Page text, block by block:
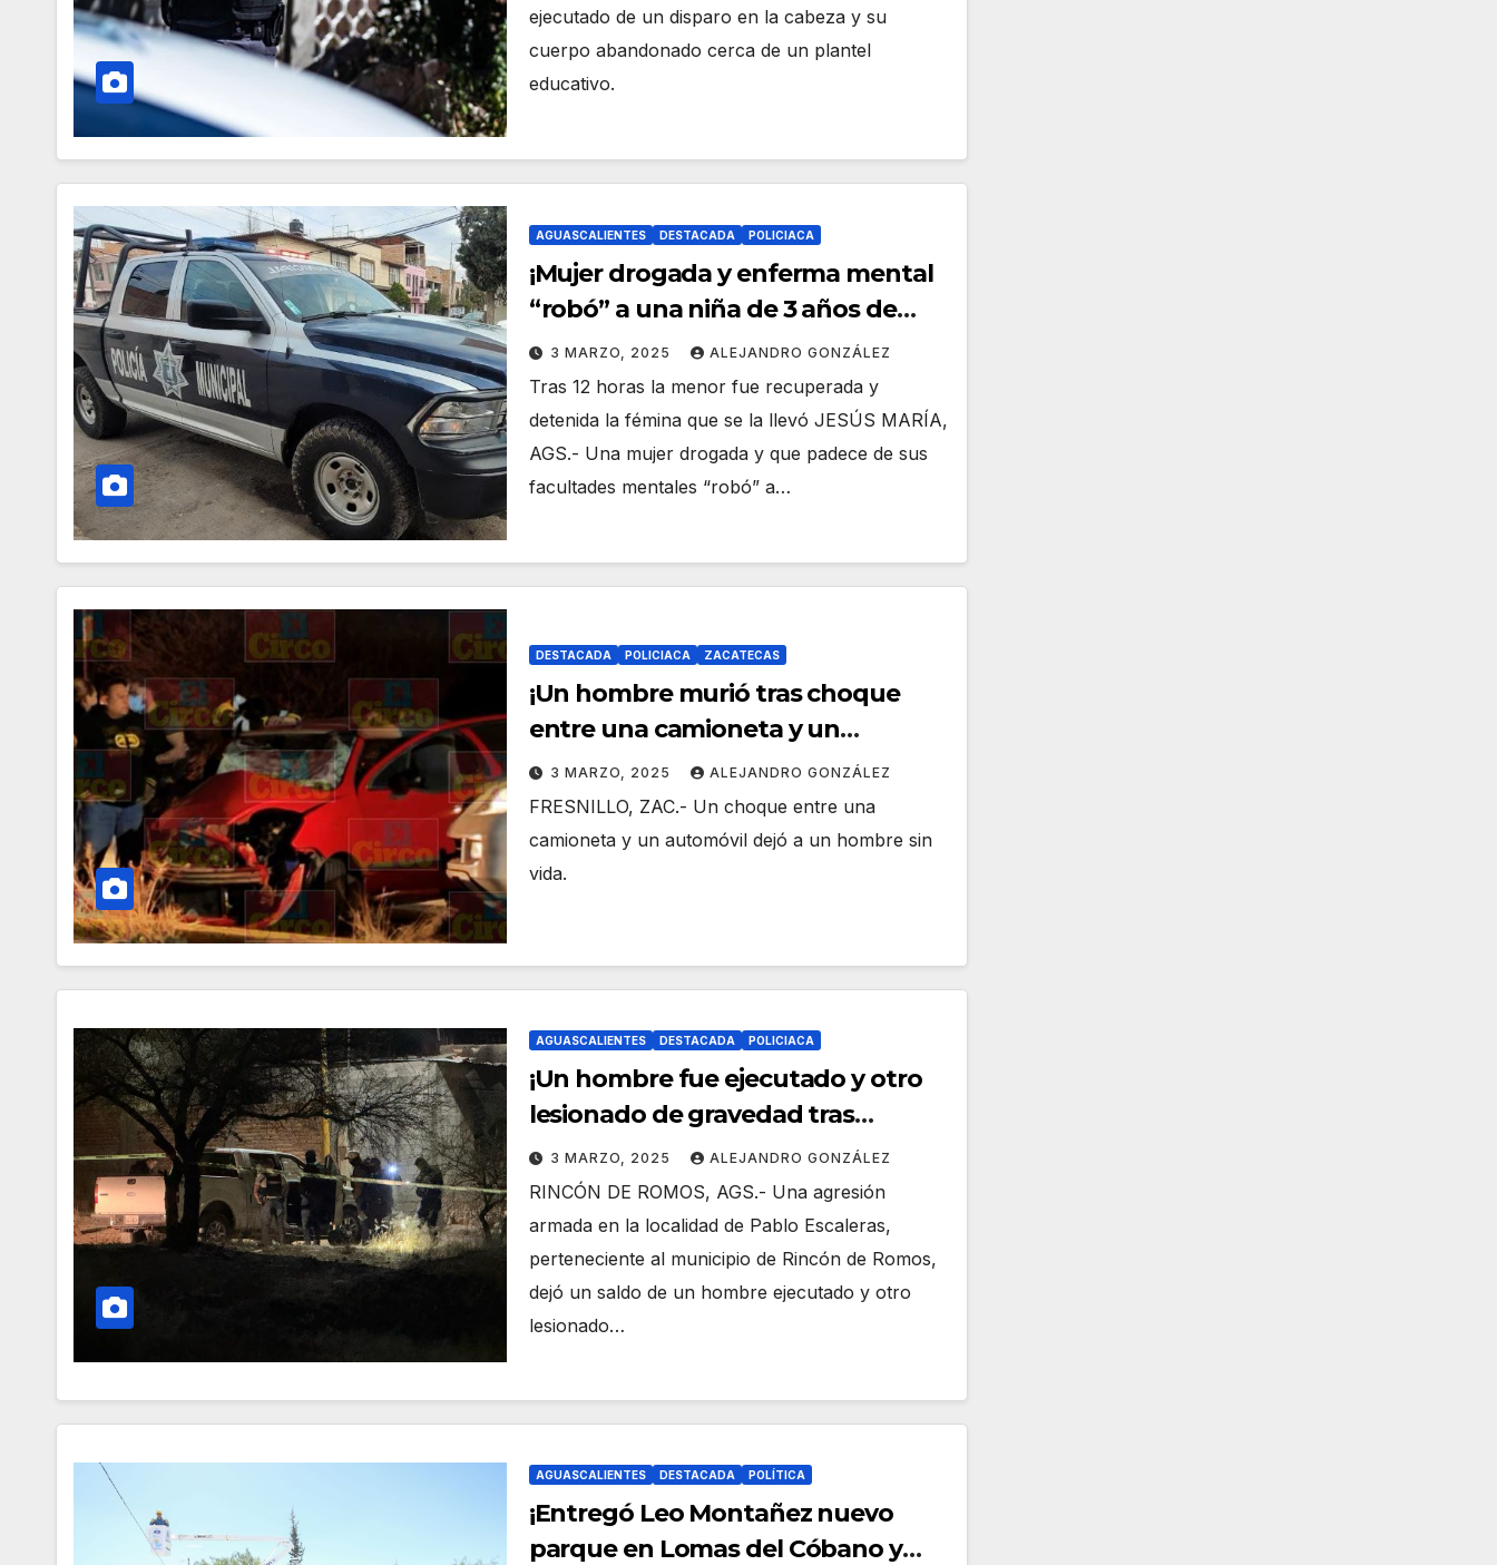
ejecutado de un disparo en la cabeza y su
cuerpo abandonado cerca de un plantel
educativo.
AGUASCALIENTES DESTACADA POLICIACA
¡Mujer drogada y enferma mental
“robó” a una niña de 3 años de
edad en Aguascalientes!
3 MARZO, 2025 ALEJANDRO GONZÁLEZ
Tras 12 horas la menor fue recuperada y
detenida la fémina que se la llevó JESÚS MARÍA,
AGS.- Una mujer drogada y que padece de sus
facultades mentales “robó” a…
DESTACADA POLICIACA ZACATECAS
¡Un hombre murió tras choque
entre una camioneta y un
automóvil en Fresnillo!
3 MARZO, 2025 ALEJANDRO GONZÁLEZ
FRESNILLO, ZAC.- Un choque entre una
camioneta y un automóvil dejó a un hombre sin
vida.
AGUASCALIENTES DESTACADA POLICIACA
¡Un hombre fue ejecutado y otro
lesionado de gravedad tras
agresión armada en
Aguascalientes!
3 MARZO, 2025 ALEJANDRO GONZÁLEZ
RINCÓN DE ROMOS, AGS.- Una agresión
armada en la localidad de Pablo Escaleras,
perteneciente al municipio de Rincón de Romos,
dejó un saldo de un hombre ejecutado y otro
lesionado…
AGUASCALIENTES DESTACADA POLÍTICA
¡Entregó Leo Montañez nuevo
parque en Lomas del Cóbano y